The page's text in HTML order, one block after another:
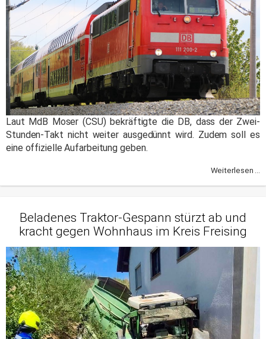
Laut MdB Moser (CSU) bekräftigte die DB, dass der Zwei-
Stunden-Takt nicht weiter ausgedünnt wird. Zudem soll es
eine offizielle Aufarbeitung geben.
Weiterlesen ...
Beladenes Traktor-Gespann stürzt ab und
kracht gegen Wohnhaus im Kreis Freising